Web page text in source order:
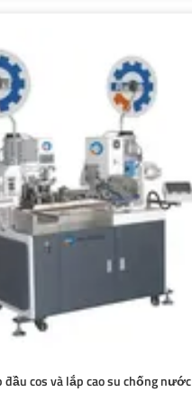
đầu cos và lắp cao su chống nước